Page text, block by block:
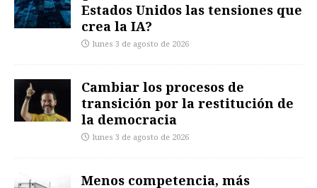
Estados Unidos las tensiones que
crea la IA?
lunes 3 de agosto de 2026
Cambiar los procesos de
transición por la restitución de
la democracia
lunes 3 de agosto de 2026
Menos competencia, más